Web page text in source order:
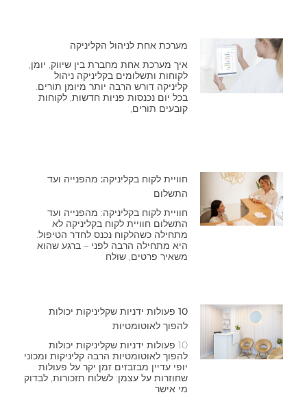
מערכת אחת לניהול הקליניקה
איך מערכת אחת מחברת בין שיווק, יומן,
לקוחות ותשלומים בקליניקה ניהול
קליניקה דורש הרבה יותר מיומן תורים.
בכל יום נכנסות פניות חדשות, לקוחות
קובעים תורים,
חוויית לקוח בקליניקה: מהפנייה ועד
התשלום
חוויית לקוח בקליניקה: מהפנייה ועד
התשלום חוויית לקוח בקליניקה לא
מתחילה כשהלקוח נכנס לחדר הטיפול.
היא מתחילה הרבה לפני – ברגע שהוא
משאיר פרטים, שולח
10 פעולות ידניות שקליניקות יכולות
להפוך לאוטומטיות
10 פעולות ידניות שקליניקות יכולות
להפוך לאוטומטיות הרבה קליניקות ומכוני
יופי עדיין מבזבזים זמן יקר על פעולות
שחוזרות על עצמן: לשלוח תזכורות, לבדוק
מי אישר